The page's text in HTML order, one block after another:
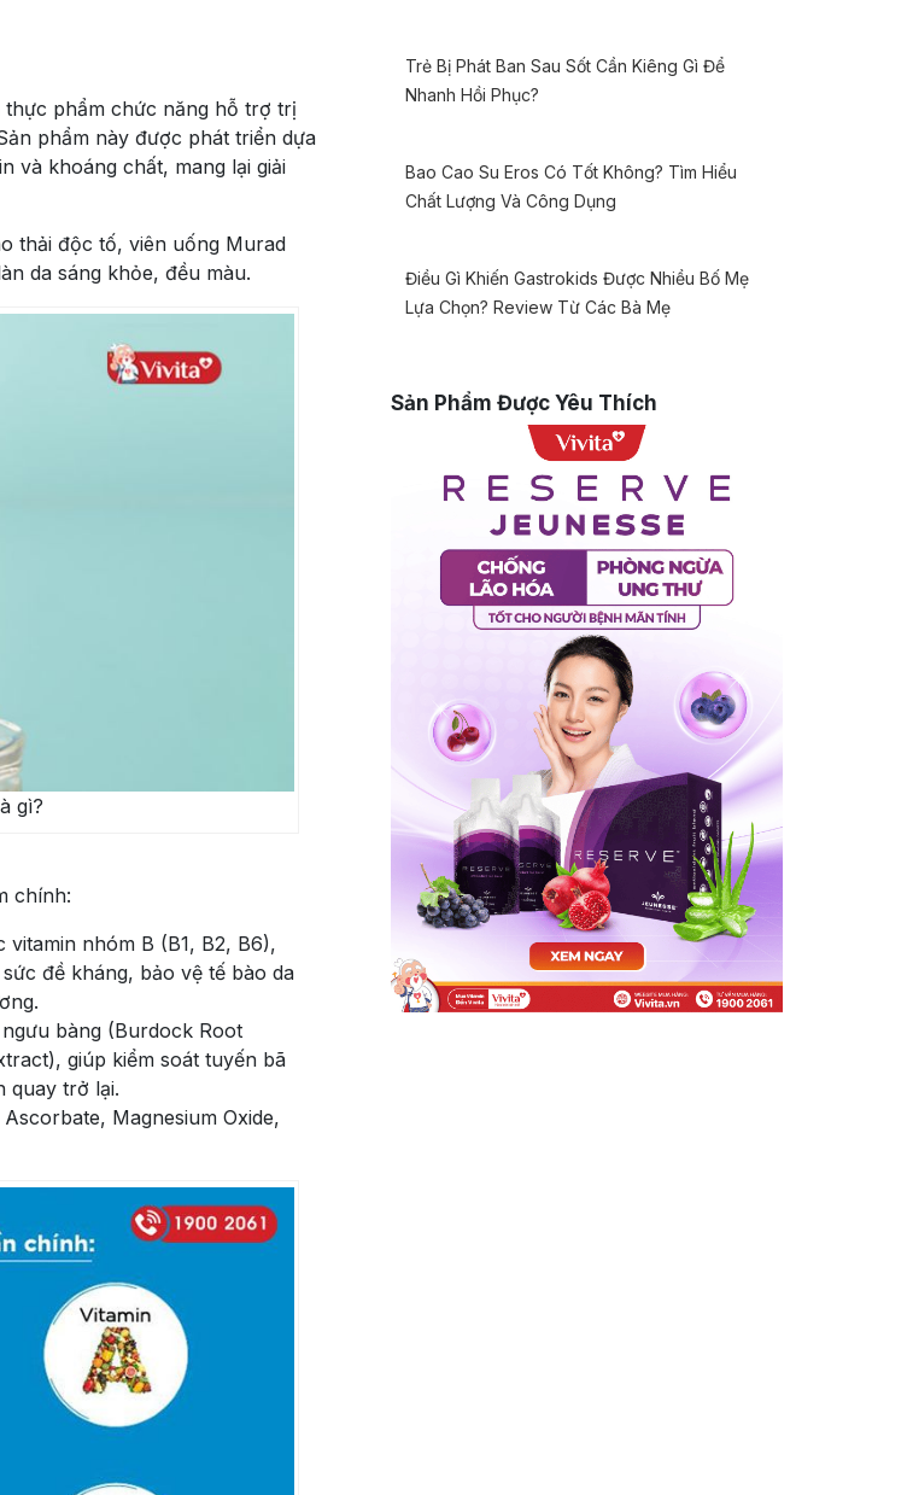
thực phẩm chức năng hỗ trợ trị
phẩm này được phát triển dựa
và khoáng chất, mang lại giải
thải độc tố, viên uống Murad
da sáng khỏe, đều màu.
gì?
chính:
vitamin nhóm B (B1, B2, B6),
đề kháng, bảo vệ tế bào da
bàng (Burdock Root
giúp kiểm soát tuyến bã
quay trở lại.
Magnesium Oxide,
Trẻ Bị Phát Ban Sau Sốt Cần Kiêng Gì Để
Nhanh Hồi Phục?
Bao Cao Su Eros Có Tốt Không? Tìm Hiểu
Chất Lượng Và Công Dụng
Điều Gì Khiến Gastrokids Được Nhiều Bố Mẹ
Lựa Chọn? Review Từ Các Bà Mẹ
Sản Phẩm Được Yêu Thích